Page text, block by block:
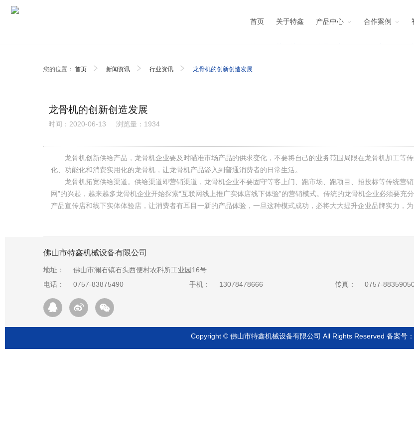
首页 关于特鑫 产品中心 合作案例
您的位置： 首页 新闻资讯 行业资讯 龙骨机的创新创造发展
龙骨机的创新创造发展
时间：2020-06-13 浏览量：1934
龙骨机创新供给产品，龙骨机企业要及时瞄准市场产品的供求变化，不要将自己的业务范围局限在龙骨机加工等
化、功能化和消费实用化的龙骨机，让龙骨机产品渗入到普通消费者的日常生活。
龙骨机拓宽供给渠道。供给渠道即营销渠道，龙骨机企业不要固守等客上门、跑市场、跑项目、招投标等传统营
网”的兴起，越来越多龙骨机企业开始探索“互联网线上推广实体店线下体验”的营销模式。传统的龙骨机企业必须要
产品宣传店和线下实体体验店，让消费者有耳目一新的产品体验，一旦这种模式成功，必将大大提升企业品牌实力，为
佛山市特鑫机械设备有限公司
地址：
佛山市澜石镇石头西便村农科所工业园16号
电话：
0757-83875490 手机： 13078478666 传真： 0757-
Copyright © 佛山市特鑫机械设备有限公司 All Rights Reserved 备案号：